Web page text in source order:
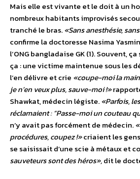
Mais elle est vivante et le doit à un
nombreux habitants improvisés
tranché le bras.«Sans anesthésie,
confirme la doctoresse Nasima
l’ONG bangladaise GK (1). Souvent, ça
ça : une victime maintenue sous les
l’en délivre et crie «coupe-moi la
je n’en veux plus, sauve-moi !»
Shawkat, médecin légiste.«Parfois,
réclamaient : “Passe-moi un couteau
n’y avait pas forcément de médecin.
procédures, coupez !»criaient les
se saisissait d’une scie à métaux et
sauveteurs sont des héros»,dit le